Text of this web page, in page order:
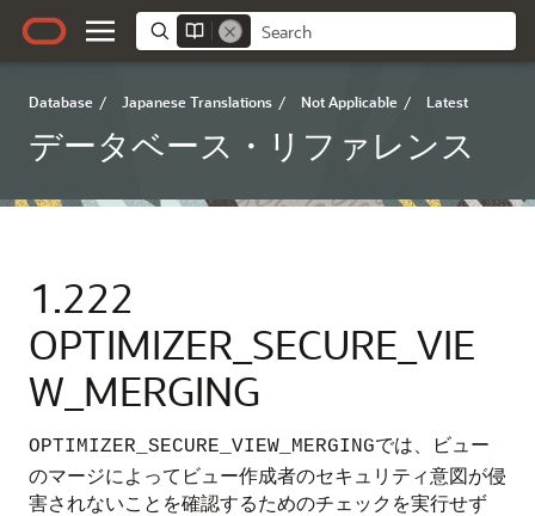
Database / Japanese Translations / Not Applicable / Latest
データベース・リファレンス
1.222
OPTIMIZER_SECURE_VIE
W_MERGING
OPTIMIZER_SECURE_VIEW_MERGINGでは、ビュー
のマージによってビュー作成者のセキュリティ意図が侵
害されないことを確認するためのチェックを実行せず